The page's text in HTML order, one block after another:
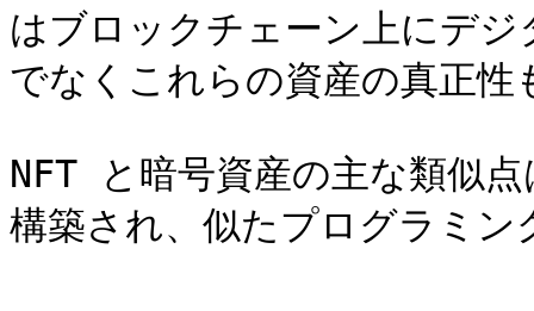
はブロックチェーン上にデ
でなくこれらの資産の真正性
NFT と暗号資産の主な類似
構築され、似たプログラミ